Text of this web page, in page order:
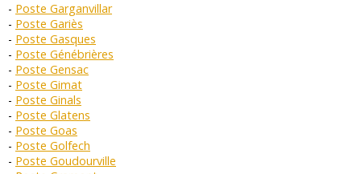
Poste Garganvillar
Poste Gariès
Poste Gasques
Poste Génébrières
Poste Gensac
Poste Gimat
Poste Ginals
Poste Glatens
Poste Goas
Poste Golfech
Poste Goudourville